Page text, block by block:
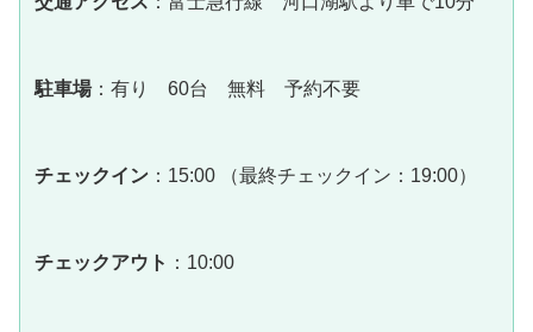
駐車場：有り 60台 無料 予約不要
チェックイン ：15:00 （最終チェックイン：19:00）
チェックアウト ：10:00